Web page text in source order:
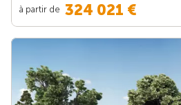
à partir de 324 021 €